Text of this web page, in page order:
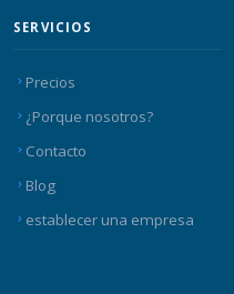
SERVICIOS
Precios
¿Porque nosotros?
Contacto
Blog
establecer una empresa